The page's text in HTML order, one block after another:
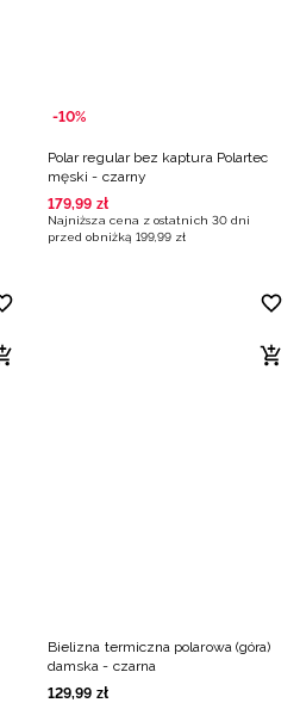
-10%
Polar regular bez kaptura Polartec
męski - czarny
179,99 zł
Najniższa cena z ostatnich 30 dni
przed obniżką 199,99 zł
Bielizna termiczna polarowa (góra)
damska - czarna
129,99 zł